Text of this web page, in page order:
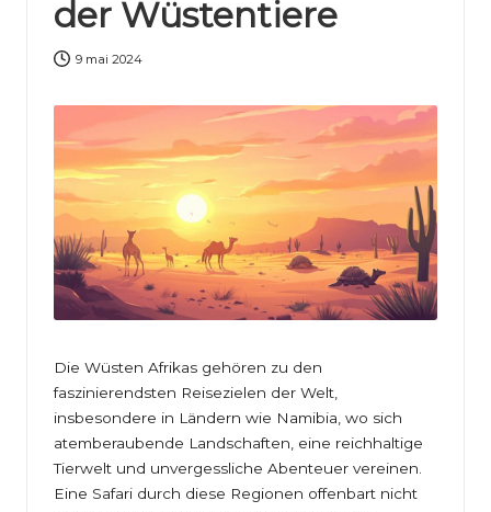
s
e
i
t
e
n
der Wüstentiere
9 mai 2024
Die Wüsten Afrikas gehören zu den
faszinierendsten Reisezielen der Welt,
insbesondere in Ländern wie Namibia, wo sich
atemberaubende Landschaften, eine reichhaltige
Tierwelt und unvergessliche Abenteuer vereinen.
Eine Safari durch diese Regionen offenbart nicht